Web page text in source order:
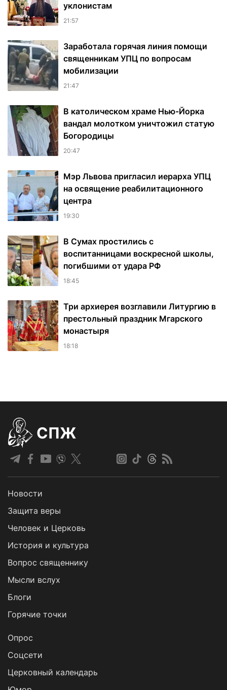
уклонистам
21:57
Заработала горячая линия помощи
священникам УПЦ по вопросам
мобилизации
21:47
В католическом храме Нью-Йорка
вандал молотком уничтожил статую
Богородицы
20:47
Мэр Львова пригласил иерарха УПЦ
на освящение реабилитационного
центра
19:30
В Сумах простились с
воспитанницами воскресной школы,
погибшими от удара РФ
18:45
Три архиерея возглавили Литургию в
престольный праздник Мгарского
монастыря
18:18
СПЖ
Новости
Защита веры
Человек и Церковь
История и культура
Вопрос священнику
Мысли вслух
Блоги
Горячие точки
Опрос
Cоцсети
Церковный календарь